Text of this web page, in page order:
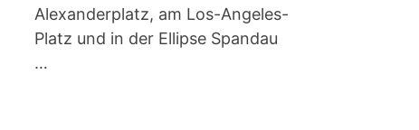
Alexanderplatz, am Los-Angeles-
Platz und in der Ellipse Spandau
…